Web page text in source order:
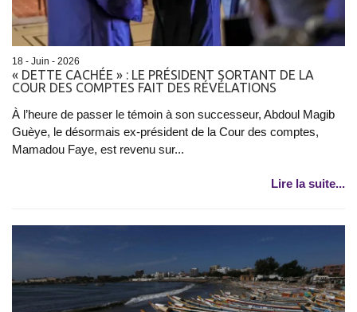
18 - Juin - 2026
« DETTE CACHÉE » : LE PRÉSIDENT SORTANT DE LA
COUR DES COMPTES FAIT DES RÉVÉLATIONS
À l’heure de passer le témoin à son successeur, Abdoul Magib
Guèye, le désormais ex-président de la Cour des comptes,
Mamadou Faye, est revenu sur...
Lire la suite...